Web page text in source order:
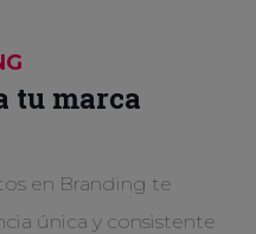
tu marca
en Branding te
única y consistente